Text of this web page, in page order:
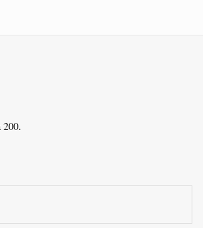
200.